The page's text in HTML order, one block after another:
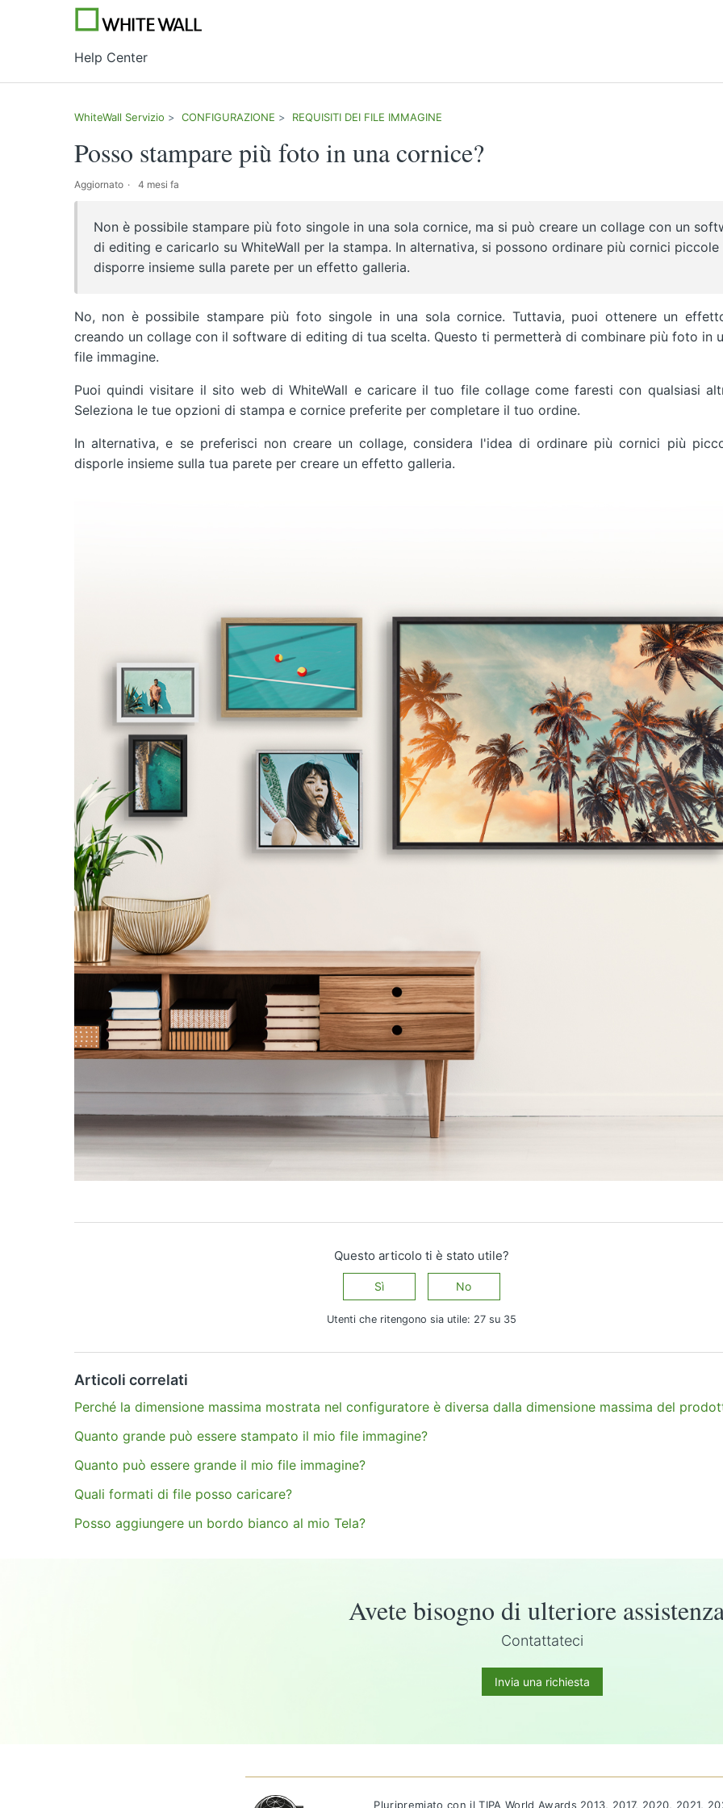
Help Center
WhiteWall Servizio CONFIGURAZIONE REQUISITI DEI FILE IMMAGINE
Posso stampare più foto in una cornice?
Aggiornato 4 mesi fa
Non è possibile stampare più foto singole in una sola cornice, ma si può creare un collage con un
di editing e caricarlo su WhiteWall per la stampa. In alternativa, si possono ordinare più cornici piccole
disporre insieme sulla parete per un effetto galleria.
No, non è possibile stampare più foto singole in una sola cornice. Tuttavia, puoi ottenere un
creando un collage con il software di editing di tua scelta. Questo ti permetterà di combinare più foto in
file immagine.
Puoi quindi visitare il sito web di WhiteWall e caricare il tuo file collage come faresti con qualsiasi
Seleziona le tue opzioni di stampa e cornice preferite per completare il tuo ordine.
In alternativa, e se preferisci non creare un collage, considera l'idea di ordinare più cornici più
disporle insieme sulla tua parete per creare un effetto galleria.
Questo articolo ti è stato utile?
Sì No
Utenti che ritengono sia utile: 27 su 35
Articoli correlati
Perché la dimensione massima mostrata nel configuratore è diversa dalla dimensione massima del
Quanto grande può essere stampato il mio file immagine?
Quanto può essere grande il mio file immagine?
Quali formati di file posso caricare?
Posso aggiungere un bordo bianco al mio Tela?
Avete bisogno di ulteriore
Contattateci
Invia una richiesta
Pluripremiato con il TIPA World Awards 2013, 2017, 2020, 2021,